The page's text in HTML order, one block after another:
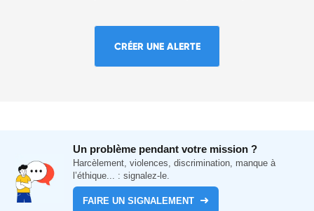
CRÉER UNE ALERTE
Un problème pendant votre mission ?
Harcèlement, violences, discrimination, manque à
l’éthique... : signalez-le.
FAIRE UN SIGNALEMENT